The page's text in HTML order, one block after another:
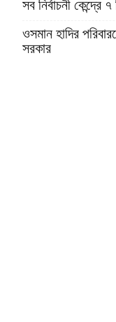
সব নির্বাচনী কেন্দ্রে
ওসমান হাদির
সরকার